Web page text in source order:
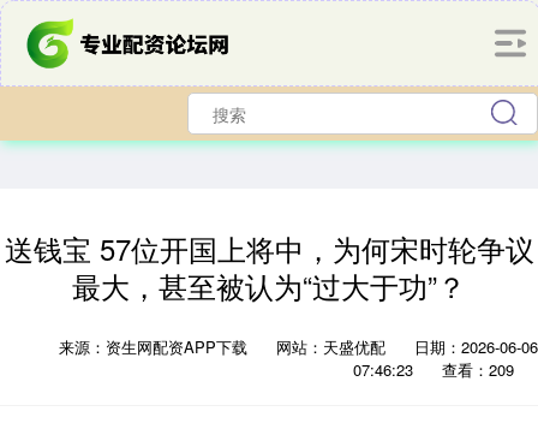
送钱宝 57位开国上将中，为何宋时轮争议
最大，甚至被认为“过大于功”？
来源：资生网配资APP下载 网站：天盛优配
日期：2026-06-06
07:46:23
查看：209